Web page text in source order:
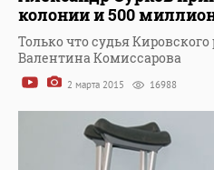
колонии и 500
Только что судья
Валентина Комиссарова
2 марта 2015 16988